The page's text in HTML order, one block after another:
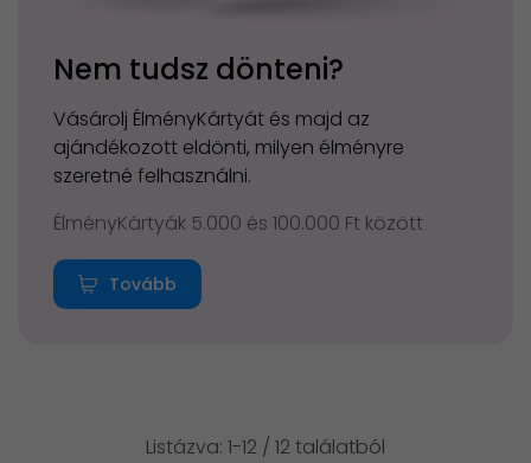
Nem tudsz dönteni?
Vásárolj ÉlményKártyát és majd az
ajándékozott eldönti, milyen élményre
szeretné felhasználni.
ÉlményKártyák 5.000 és 100.000 Ft között
Tovább
Listázva: 1-12 / 12 találatból